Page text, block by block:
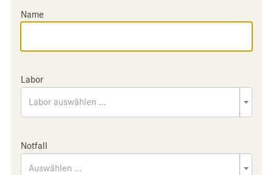
Name
Labor
Labor auswählen ...
Notfall
Auswählen ...